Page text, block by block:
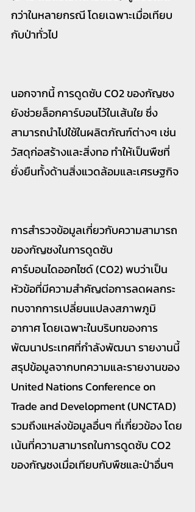
กว่าในหลายกรณี โดยเฉพาะเมื่อเทียบ
กับป่าทั่วไป
นอกจากนี้ การดูดซับ CO2 ของกัญชง
ยังช่วยล็อกคาร์บอนไว้ในเส้นใย ซึ่ง
สามารถนำไปใช้ในผลิตภัณฑ์ต่างๆ เช่น
วัสดุก่อสร้างและสิ่งทอ ทำให้เป็นพืชที่
ยั่งยืนทั้งด้านสิ่งแวดล้อมและเศรษฐกิจ
การสำรวจข้อมูลเกี่ยวกับความสามารถ
ของกัญชงในการดูดซับ
คาร์บอนไดออกไซด์ (CO2) พบว่าเป็น
หัวข้อที่มีความสำคัญต่อการลดผลกระ
ทบจากการเปลี่ยนแปลงสภาพภูมิ
อากาศ โดยเฉพาะในบริบทของการ
พัฒนาประเทศที่กำลังพัฒนา รายงานนี้
สรุปข้อมูลจากบทความและรายงานของ
United Nations Conference on
Trade and Development (UNCTAD)
รวมถึงแหล่งข้อมูลอื่นๆ ที่เกี่ยวข้อง โดย
เน้นที่ความสามารถในการดูดซับ CO2
ของกัญชงเมื่อเทียบกับพืชและป่าอื่นๆ